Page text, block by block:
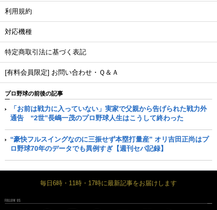
利用規約
対応機種
特定商取引法に基づく表記
[有料会員限定] お問い合わせ・Ｑ＆Ａ
プロ野球の前後の記事
「お前は戦力に入っていない」実家で父親から告げられた戦力外
通告 “2世”長嶋一茂のプロ野球人生はこうして終わった
“豪快フルスイングなのに三振せず本塁打量産” オリ吉田正尚はプ
ロ野球70年のデータでも異例すぎ【週刊セパ記録】
毎日6時・11時・17時に最新記事をお届けします
FOLLOW US